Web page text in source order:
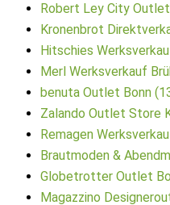
Robert Ley City
Kronenbrot
Hitschies
Merl Werksverkauf
benuta Outlet Bonn
Zalando Outlet Store
Remagen
Brautmoden &
Globetrotter Outlet
Magazzino